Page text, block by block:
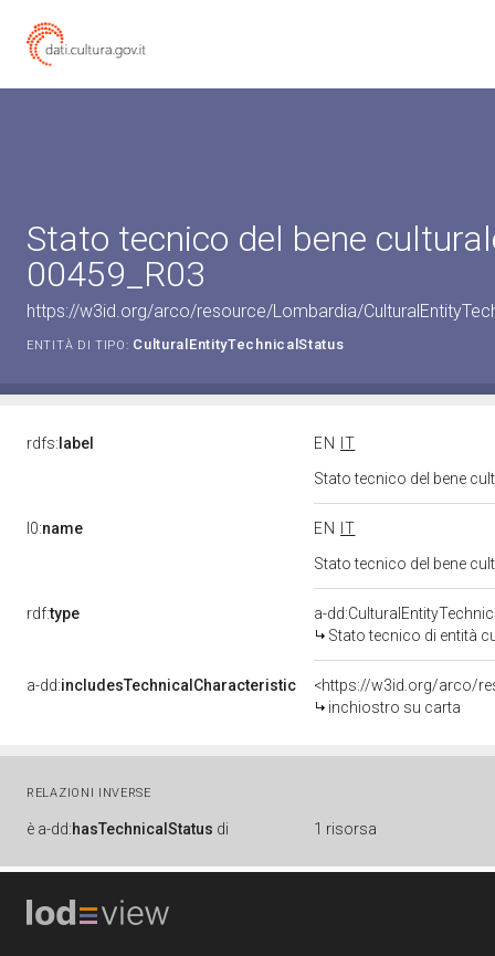
Stato tecnico del bene
00459_R03
https://w3id.org/arco/resource/Lombardia/
ENTITÀ DI TIPO: CulturalEntityTechnicalStatus
rdfs: label EN
IT
Stato tecnico del bene
l0:name EN
IT
Stato tecnico del bene
rdf:type
a-
Stato tecnico di entità
a-dd:includesTechnicalCharacteristic
<https://w3id.org/arco/
inchiostro su carta
RELAZIONI INVERSE
è a-dd:hasTechnicalStatus di 1 risorsa